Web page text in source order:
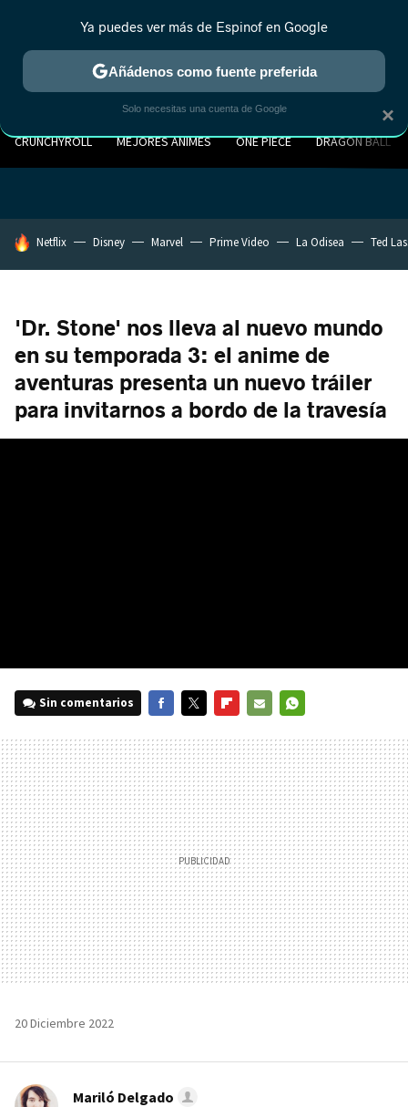
CRUNCHYROLL MEJORES ANIMES ONE PIECE DRAGON BALL
HOY SE HABLA DE
Netflix Disney Marvel Prime Video La Odisea Ted
'Dr. Stone' nos lleva al nuevo mundo
en su temporada 3: el anime de
aventuras presenta un nuevo tráiler
para invitarnos a bordo de la travesía
Sin comentarios
MAIL
20 Diciembre 2022
Mariló Delgado
×
Ya puedes ver más de Espinof en Google
Añádenos como fuente preferida
Solo necesitas una cuenta de Google